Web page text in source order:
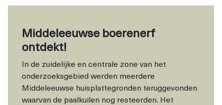
Middeleeuwse boerenerf
ontdekt!
In de zuidelijke en centrale zone van het
onderzoeksgebied werden meerdere
Middeleeuwse huisplattegronden teruggevonden
waarvan de paalkuilen nog resteerden. Het